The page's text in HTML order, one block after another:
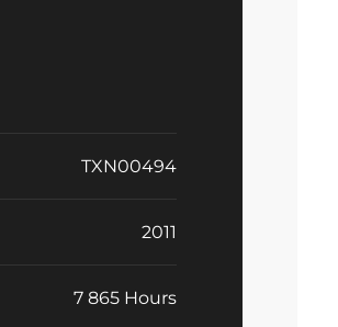
TXN00494
2011
7 865 Hours